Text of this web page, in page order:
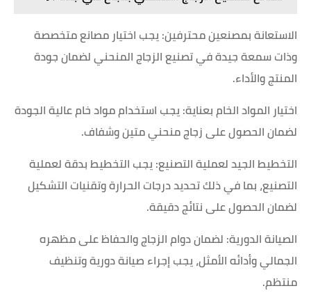
الاستعانة بمصنعين محترفين: يجب اختيار مصانع متخصصة
وذات سمعة جيدة في تصنيع الزجاج المنحني لضمان جودة
المنتج والأداء.
اختيار المواد الخام بعناية: يجب استخدام مواد خام عالية الجودة
لضمان الحصول على زجاج منحني متين وشفاف.
التخطيط الجيد لعملية التصنيع: يجب التخطيط بدقة لعملية
التصنيع، بما في ذلك تحديد درجات الحرارة وتقنيات التشكيل
لضمان الحصول على نتائج دقيقة.
الصيانة الدورية: لضمان دوام الزجاج والحفاظ على مظهره
الجمالي وأدائه الأمثل، يجب إجراء صيانة دورية وتنظيف
منتظم.